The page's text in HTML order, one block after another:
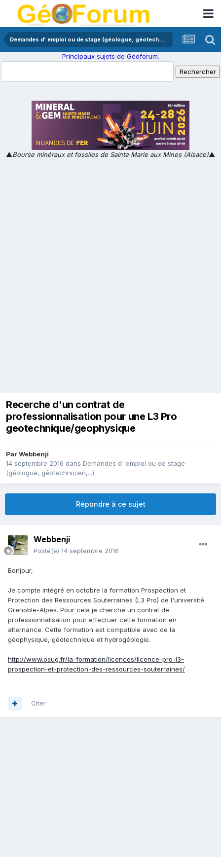
Demandes d' emploi ou de stage (géologue, géotechnicien,...)
Principaux sujets de Géoforum.
▲Bourse minéraux et fossiles de Sainte Marie aux Mines (Alsace)▲
Recerche d'un contrat de
professionnalisation pour une L3 Pro
geotechnique/geophysique
ParWebbenji
14 septembre 2016 dans Demandes d' emploi ou de stage
(géologue, géotechnicien,...)
Répondre à ce sujet
Webbenji
Posté(e) 14 septembre 2016
Bonjour,
Je compte intégré en octobre la formation Prospection et
Protection des Ressources Souterraines (L3 Pro) de l'université
Grenoble-Alpes. Pour cela je cherche un contrat de
professionnalisation pour effectuer cette formation en
alternance. Cette formation est compatible avec de la
géophysique, géotechnique et hydrogéologie.
http://www.osug.fr/la-formation/licences/licence-pro-l3-
prospection-et-protection-des-ressources-souterraines/
Citer